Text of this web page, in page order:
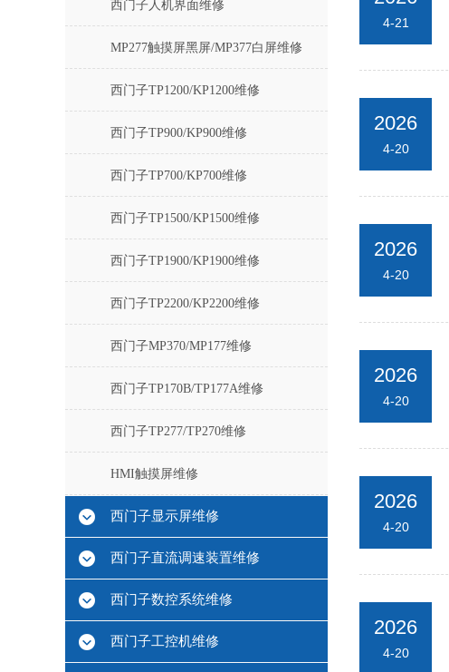
西门子人机界面维修
MP277触摸屏黑屏/MP377白屏维修
西门子TP1200/KP1200维修
西门子TP900/KP900维修
西门子TP700/KP700维修
西门子TP1500/KP1500维修
西门子TP1900/KP1900维修
西门子TP2200/KP2200维修
西门子MP370/MP177维修
西门子TP170B/TP177A维修
西门子TP277/TP270维修
HMI触摸屏维修
西门子显示屏维修
西门子直流调速装置维修
西门子数控系统维修
西门子工控机维修
4-21
2026
4-20
2026
4-20
2026
4-20
2026
4-20
2026
4-20